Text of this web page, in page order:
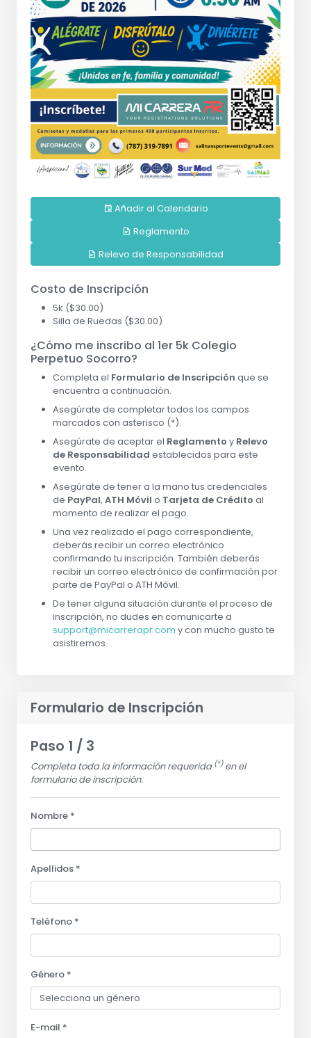
Añadir al Calendario
Reglamento
Relevo de Responsabilidad
Costo de Inscripción
5k ($30.00)
Silla de Ruedas ($30.00)
¿Cómo me inscribo al 1er 5k Colegio
Perpetuo Socorro?
Completa el Formulario de Inscripción que se
encuentra a continuación.
Asegúrate de completar todos los campos
marcados con asterisco (*).
Asegúrate de aceptar el Reglamento y Relevo
de Responsabilidad establecidos para este
evento.
Asegúrate de tener a la mano tus credenciales
de PayPal, ATH Móvil o Tarjeta de Crédito al
momento de realizar el pago.
Una vez realizado el pago correspondiente,
deberás recibir un correo electrónico
confirmando tu inscripción. También deberás
recibir un correo electrónico de confirmación por
parte de PayPal o ATH Móvil.
De tener alguna situación durante el proceso de
inscripción, no dudes en comunicarte a
support@micarrerapr.com y con mucho gusto te
asistiremos.
Formulario de Inscripción
Paso 1 / 3
Completa toda la información requerida (*)en el
formulario de inscripción.
Nombre *
Apellidos *
Teléfono *
Género *
E-mail *